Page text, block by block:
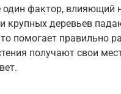
фактор, влияющий
крупных деревьев
помогает правильно
получают свои